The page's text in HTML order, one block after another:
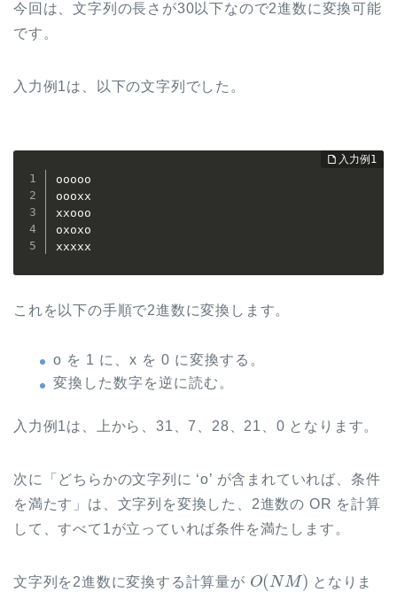
今回は、文字列の長さが30以下なので2進数に変換可能
です。
入力例1は、以下の文字列でした。
ooooo
oooxx
xxooo
oxoxo
xxxxx
これを以下の手順で2進数に変換します。
o を 1 に、x を 0 に変換する。
変換した数字を逆に読む。
入力例1は、上から、31、7、28、21、0 となります。
次に「どちらかの文字列に ‘o’ が含まれていれば、条件
を満たす」は、文字列を変換した、2進数の OR を計算
して、すべて1が立っていれば条件を満たします。
文字列を2進数に変換する計算量が
O( NM )
となりま